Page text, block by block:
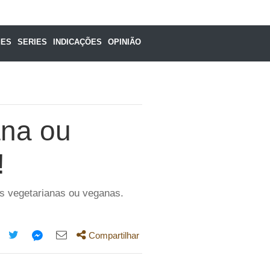
SERIES INDICAÇÕES OPINIÃO
ou
vegetarianas ou veganas.
Compartilhe
Compartilhe
Compartilhe
Compartilhar